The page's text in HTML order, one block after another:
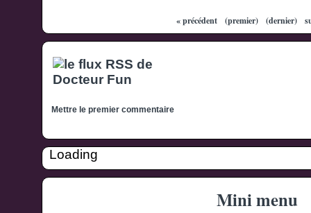
« précédent (premier) (dernier)
Mettre le premier commentaire
Loading
Mini menu